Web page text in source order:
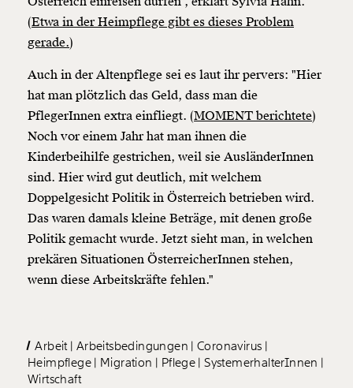
(Etwa in der Heimpflege gibt es dieses Problem
gerade.)
Auch in der Altenpflege sei es laut ihr pervers: "Hier
hat man plötzlich das Geld, dass man die
PflegerInnen extra einfliegt. (MOMENT berichtete)
Noch vor einem Jahr hat man ihnen die
Kinderbeihilfe gestrichen, weil sie AusländerInnen
sind. Hier wird gut deutlich, mit welchem
Doppelgesicht Politik in Österreich betrieben wird.
Das waren damals kleine Beträge, mit denen große
Politik gemacht wurde. Jetzt sieht man, in welchen
prekären Situationen ÖsterreicherInnen stehen,
wenn diese Arbeitskräfte fehlen."
Arbeit Arbeitsbedingungen
Coronavirus
Heimpflege
Migration Pflege SystemerhalterInnen
Wirtschaft